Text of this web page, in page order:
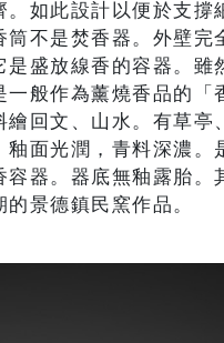
。如此設計以便於支撐
筒不是焚香器。外壁完
是盛放線香的容器。雖
一般作為薰燒香品的「
繪回文、山水。有草亭
釉面光潤，青料深濃。
容器。器底無釉露胎。
景德鎮民窯作品。